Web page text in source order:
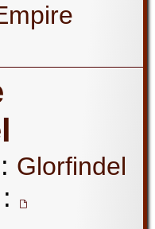
Glorfindel